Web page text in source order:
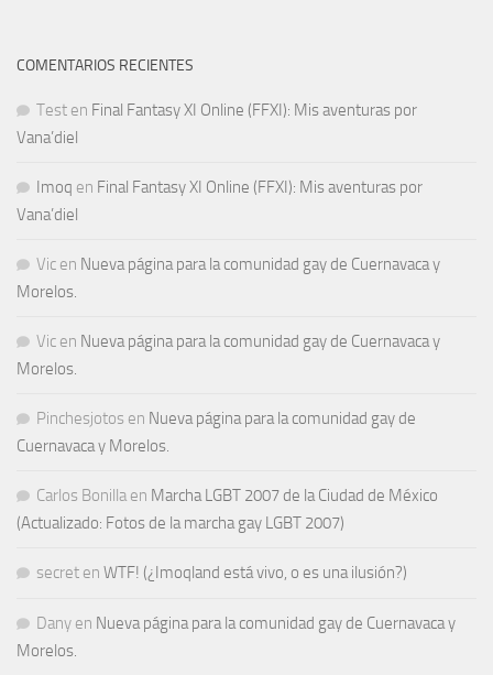
COMENTARIOS RECIENTES
Test en Final Fantasy XI Online (FFXI): Mis aventuras por
Vana’diel
Imoq en Final Fantasy XI Online (FFXI): Mis aventuras por
Vana’diel
Vic en Nueva página para la comunidad gay de Cuernavaca y
Morelos.
Vic en Nueva página para la comunidad gay de Cuernavaca y
Morelos.
Pinchesjotos en Nueva página para la comunidad gay de
Cuernavaca y Morelos.
Carlos Bonilla en Marcha LGBT 2007 de la Ciudad de México
(Actualizado: Fotos de la marcha gay LGBT 2007)
secret en WTF! (¿Imoqland está vivo, o es una ilusión?)
Dany en Nueva página para la comunidad gay de Cuernavaca y
Morelos.